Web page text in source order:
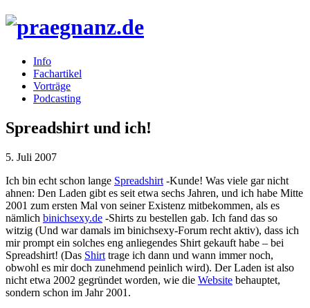
Info
Fachartikel
Vorträge
Podcasting
Spreadshirt und ich!
5. Juli 2007
Ich bin echt schon lange Spreadshirt -Kunde! Was viele gar nicht
ahnen: Den Laden gibt es seit etwa sechs Jahren, und ich habe Mitte
2001 zum ersten Mal von seiner Existenz mitbekommen, als es
nämlich binichsexy.de -Shirts zu bestellen gab. Ich fand das so
witzig (Und war damals im binichsexy-Forum recht aktiv), dass ich
mir prompt ein solches eng anliegendes Shirt gekauft habe – bei
Spreadshirt! (Das Shirt trage ich dann und wann immer noch,
obwohl es mir doch zunehmend peinlich wird). Der Laden ist also
nicht etwa 2002 gegründet worden, wie die Website behauptet,
sondern schon im Jahr 2001.